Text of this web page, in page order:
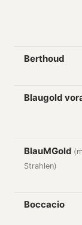
Berthoud
Blaugold
BlauMGold
Strahlen)
Boccacio